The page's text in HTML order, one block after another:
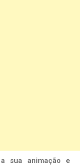
sua animação e